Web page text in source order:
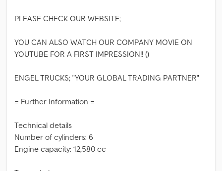
PLEASE CHECK OUR WEBSITE;
YOU CAN ALSO WATCH OUR COMPANY MOVIE ON
YOUTUBE FOR A FIRST IMPRESSION!! ()
ENGEL TRUCKS; "YOUR GLOBAL TRADING PARTNER"
= Further Information =
Technical details
Number of cylinders: 6
Engine capacity: 12,580 cc